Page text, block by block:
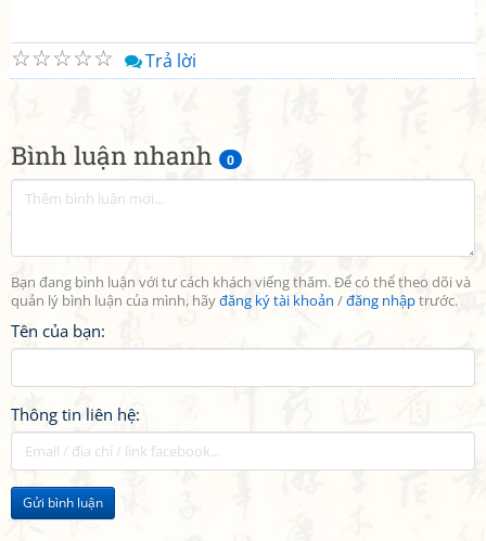
Bình luận nhanh 0
Bạn đang bình luận với tư cách khách viếng thăm. Để có thể theo dõi và
quản lý bình luận của mình, hãyđăng ký tài khoản /đăng nhậptrước.
Tên của bạn:
Thông tin liên hệ:
Gửi bình luận
☆
☆
☆
☆
☆ Trả lời